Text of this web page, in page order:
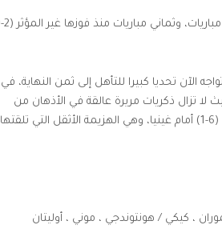
الآن تحديا كبيرا للتأهل إلى ثمن النهاية، في
للمرة الثانية فقط، والأولى منذ 13 عاما، بحيث لا تزال ذكريات مريرة عالقة في الأذهان من
مباراتها الثانية في دور المجموعات من نسخة 2012، والخسارة الكبيرة (6-1) أمام غينيا، وهي الهزيمة الأثقل التي تلقتها
، كيكي / هونتوندجي ، موني ، أوليتان